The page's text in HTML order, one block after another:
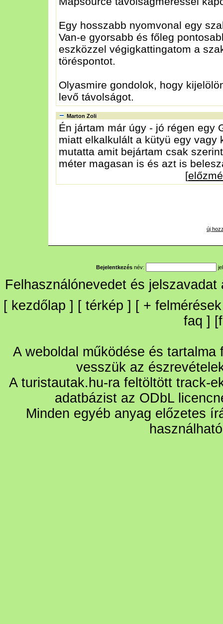
Egy hosszabb nyomvonal egy
Van-e gyorsabb és főleg
eszközzel végigkattingatom a
töréspontot.
Olyasmire gondolok, hogy
levő távolságot.
Marton Zoli
Én jártam már úgy - jó régen egy
miatt elkalkulált a kütyü egy vagy
mutatta amit bejártam csak
méter magasan is és azt is
[
új
Bejelentkezés név:
Felhasználónevedet és
[ kezdőlap ] [ térkép ] [ + felmérések
faq ] [
A weboldal működése és
vesszük az
A turistautak.hu-ra feltöltött track-
adatbázist az ODbL
Minden egyéb anyag előzetes